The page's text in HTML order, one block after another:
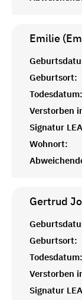
Emilie
Geburtsort:
Todesdatum:
Verstorben
Signatur
Wohnort:
Gertrud
Geburtsort:
Todesdatum:
Verstorben
Signatur